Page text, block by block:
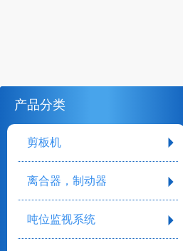
产品分类
剪板机
离合器，制动器
吨位监视系统